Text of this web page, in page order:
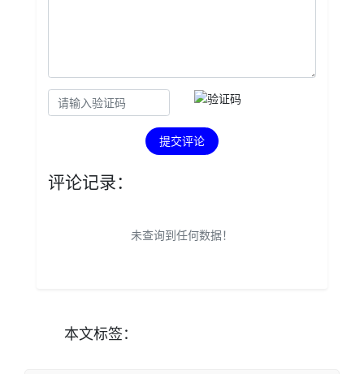
提交评论
评论记录：
未查询到任何数据！
本文标签：